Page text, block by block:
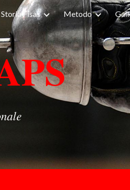
Skip to navigation
Storia Fisas Metodo